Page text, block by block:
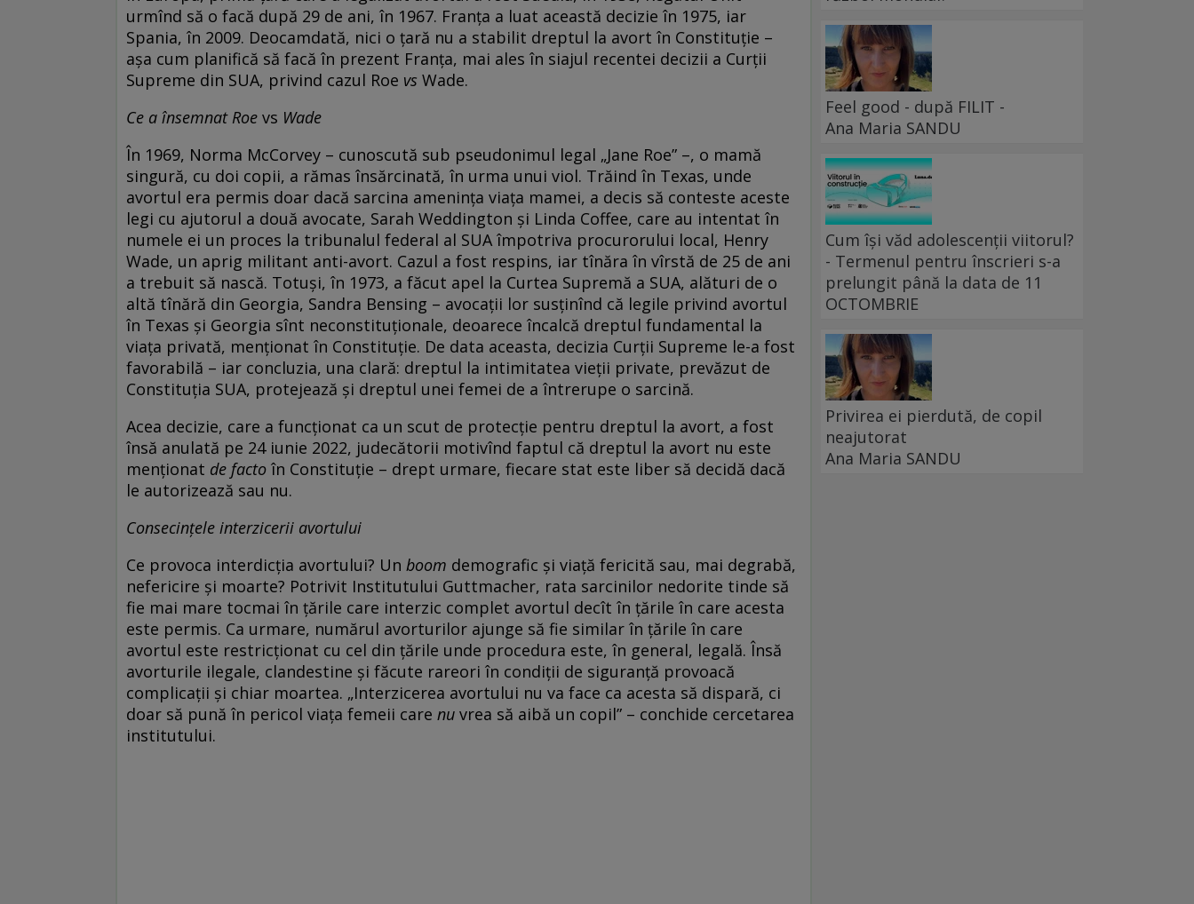
urmînd să o facă după 29 de ani, în 1967. Franța a luat această decizie în 1975, iar
Spania, în 2009. Deocamdată, nici o țară nu a stabilit dreptul la avort în Constituție –
așa cum planifică să facă în prezent Franța, mai ales în siajul recentei decizii a Curții
Supreme din SUA, privind cazul Roe vs Wade.
Ce a însemnat Roe vs Wade
În 1969, Norma McCorvey – cunoscută sub pseudonimul legal „Jane Roe” –, o mamă
singură, cu doi copii, a rămas însărcinată, în urma unui viol. Trăind în Texas, unde
avortul era permis doar dacă sarcina amenința viața mamei, a decis să conteste aceste
legi cu ajutorul a două avocate, Sarah Weddington și Linda Coffee, care au intentat în
numele ei un proces la tribunalul federal al SUA împotriva procurorului local, Henry
Wade, un aprig militant anti-avort. Cazul a fost respins, iar tînăra în vîrstă de 25 de ani
a trebuit să nască. Totuși, în 1973, a făcut apel la Curtea Supremă a SUA, alături de o
altă tînără din Georgia, Sandra Bensing – avocații lor susținînd că legile privind avortul
în Texas și Georgia sînt neconstituționale, deoarece încalcă dreptul fundamental la
viața privată, menționat în Constituție. De data aceasta, decizia Curții Supreme le-a fost
favorabilă – iar concluzia, una clară: dreptul la intimitatea vieții private, prevăzut de
Constituția SUA, protejează și dreptul unei femei de a întrerupe o sarcină.
Acea decizie, care a funcționat ca un scut de protecție pentru dreptul la avort, a fost
însă anulată pe 24 iunie 2022, judecătorii motivînd faptul că dreptul la avort nu este
menționat de facto în Constituție – drept urmare, fiecare stat este liber să decidă dacă
le autorizează sau nu.
Consecințele interzicerii avortului
Ce provoca interdicția avortului? Un boom demografic și viață fericită sau, mai degrabă,
nefericire și moarte? Potrivit Institutului Guttmacher, rata sarcinilor nedorite tinde să
fie mai mare tocmai în țările care interzic complet avortul decît în țările în care acesta
este permis. Ca urmare, numărul avorturilor ajunge să fie similar în țările în care
avortul este restricționat cu cel din țările unde procedura este, în general, legală. Însă
avorturile ilegale, clandestine și făcute rareori în condiții de siguranță provoacă
complicații și chiar moartea. „Interzicerea avortului nu va face ca acesta să dispară, ci
doar să pună în pericol viața femeii care nu vrea să aibă un copil” – conchide cercetarea
institutului.
Feel good - după FILIT -
Ana Maria SANDU
Cum își văd adolescenții viitorul?
- Termenul pentru înscrieri s-a
prelungit până la data de 11
OCTOMBRIE
Privirea ei pierdută, de copil
neajutorat
Ana Maria SANDU